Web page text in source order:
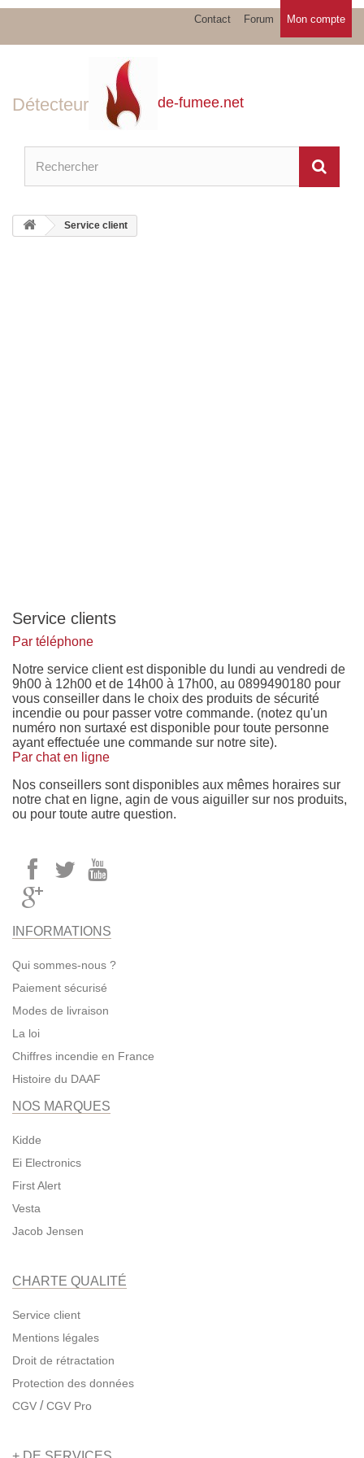
Mon compte
Forum
Contact
Détecteur de-fumee.net
Service client
Service clients
Par téléphone
Notre service client est disponible du lundi au vendredi de
9h00 à 12h00 et de 14h00 à 17h00, au 0899490180 pour
vous conseiller dans le choix des produits de sécurité
incendie ou pour passer votre commande. (notez qu'un
numéro non surtaxé est disponible pour toute personne
ayant effectuée une commande sur notre site).
Par chat en ligne
Nos conseillers sont disponibles aux mêmes horaires sur
notre chat en ligne, agin de vous aiguiller sur nos produits,
ou pour toute autre question.
INFORMATIONS
Qui sommes-nous ?
Paiement sécurisé
Modes de livraison
La loi
Chiffres incendie en France
Histoire du DAAF
NOS MARQUES
Kidde
Ei Electronics
First Alert
Vesta
Jacob Jensen
CHARTE QUALITÉ
Service client
Mentions légales
Droit de rétractation
Protection des données
CGV /CGV Pro